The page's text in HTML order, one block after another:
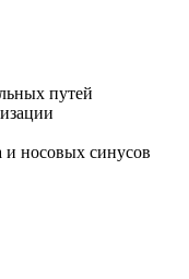
путей
и носовых синусов